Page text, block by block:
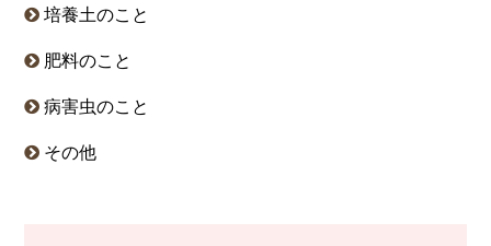
培養土のこと
肥料のこと
病害虫のこと
その他